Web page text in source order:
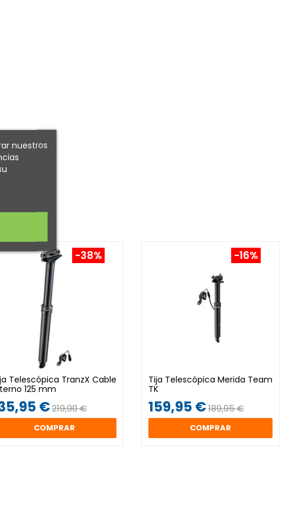
-38%
Telescópica TranzX Cable
125 mm
€219,90 €
COMPRAR
-16%
Tija Telescópica Merida Team
TK
159,95 €189,95 €
COMPRAR
nuestros